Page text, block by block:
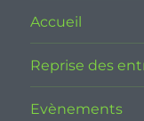
Accueil
Reprise des
Evènements